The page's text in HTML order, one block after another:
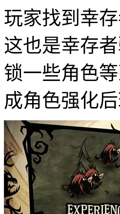
玩家找到幸
这也是幸存
锁一些角色
成角色强化